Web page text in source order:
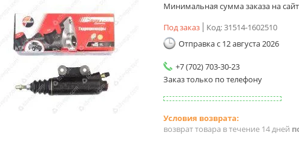
Минимальная сумма заказа на
Под заказ
Код:31514-1602510
Отправка с 12 августа 2026
+7 (702) 703-30-23
Заказ только по телефону
возврат товара в течение 14 дней